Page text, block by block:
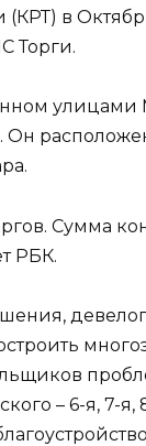
в
Торги.
Сумма
РБК.
– 6-я, 7-